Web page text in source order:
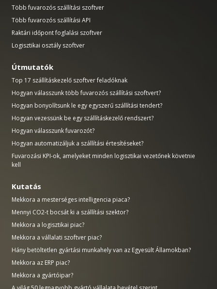
Több fuvarozós szállítási szoftver
Több fuvarozós szállítási API
Raktári időpont foglalási szoftver
Logisztikai osztály szoftver
Útmutatók
Top 17 szállításkezelő szoftver feladóknak
Hogyan válasszunk több fuvarozós szállítási szoftvert?
Hogyan bonyolítsunk le egy egyszerű szállítási tendert?
Hogyan vezessünk be egy szállításkezelő rendszert?
Hogyan válasszunk fuvarozót?
Hogyan automatizáljuk a szállítási értesítéseket?
Fuvarozási KPI-ok, amelyeket minden logisztikai vezetőnek követnie
kell
Kutatás
Mekkora a mesterséges intelligencia piaca?
Mennyi CO2-t bocsát ki a szállítási szektor?
Mekkora a logisztikai piac?
Mekkora a vállalati szoftver piac?
Hány betöltetlen gyártási munkahely van az Egyesült Államokban?
Mekkora az ERP piac?
Mekkora a gyártóipar?